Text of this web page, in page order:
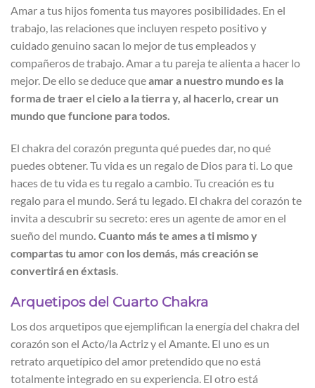
Amar a tus hijos fomenta tus mayores posibilidades. En el
trabajo, las relaciones que incluyen respeto positivo y
cuidado genuino sacan lo mejor de tus empleados y
compañeros de trabajo. Amar a tu pareja te alienta a hacer lo
mejor. De ello se deduce queamar a nuestro mundo es la
forma de traer el cielo a la tierra y, al hacerlo, crear un
mundo que funcione para todos.
El chakra del corazón pregunta qué puedes dar, no qué
puedes obtener. Tu vida es un regalo de Dios para ti. Lo que
haces de tu vida es tu regalo a cambio. Tu creación es tu
regalo para el mundo. Será tu legado. El chakra del corazón te
invita a descubrir su secreto: eres un agente de amor en el
sueño del mundo . Cuanto más te ames a ti mismo y
compartas tu amor con los demás, más creación se
convertirá en éxtasis
Arquetipos del Cuarto Chakra
Los dos arquetipos que ejemplifican la energía del chakra del
corazón son el Acto/la Actriz y el Amante. El uno es un
retrato arquetípico del amor pretendido que no está
totalmente integrado en su experiencia. El otro está